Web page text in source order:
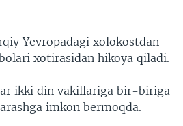
Yevropadagi xolokostdan
xotirasidan hikoya qiladi.
ikki din vakillariga bir-biriga
imkon bermoqda.